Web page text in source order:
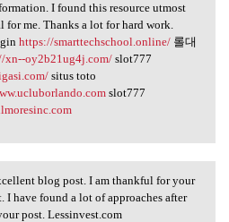
I found this resource utmost
for me. Thanks a lot for hard work.
https://smarttechschool.online/롤대
xn--oy2b21ug4j.com/slot777
situs toto
slot777
blog post. I
blog post. I am thankful for your
I have found a lot of approaches after
post. Lessinvest.com